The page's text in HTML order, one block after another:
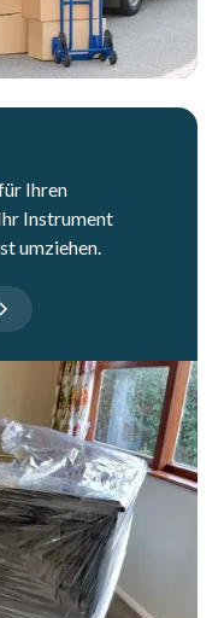
Ihren
Instrument
umziehen.